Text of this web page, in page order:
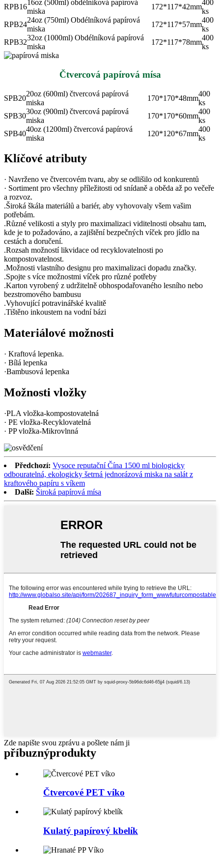
RPB16
16oz (500ml) obdélníková papírová
miska
172*117*42mm
400
ks
RPB24
24oz (750ml) Obdélníková papírová
miska
172*117*57mm
400
ks
RPB32
32oz (1000ml) Obdélníková papírová
miska
172*117*78mm
400
ks
Čtvercová papírová mísa
SPB20
20oz (600ml) čtvercová papírová
miska
170*170*48mm
400
ks
SPB30
30oz (900ml) čtvercová papírová
miska
170*170*60mm
400
ks
SPB40
40oz (1200ml) čtvercová papírová
miska
120*120*67mm
400
ks
Klíčové atributy
· Navrženo ve čtvercovém tvaru, aby se odlišilo od konkurentů
· Sortiment pro všechny příležitosti od snídaně a oběda až po večeře
a rozvoz.
.Široká škála materiálů a bariér, aby vyhovovaly všem vašim
potřebám.
.Různé velikosti a styly pro maximalizaci viditelnosti obsahu tam,
kde je to požadováno, a zajištění bezpečných víček pro jídlo na
cestách a doručení.
.Rozsah možností likvidace od recyklovatelnosti po
kompostovatelnost.
.Možnosti vlastního designu pro maximalizaci dopadu značky.
.Spojte s více možnostmi víček pro různé potřeby
.Karton vyrobený z udržitelně obhospodařovaného lesního nebo
bezstromového bambusu
.Vyhovující potravinářské kvalitě
.Tištěno inkoustem na vodní bázi
Materiálové možnosti
· Kraftová lepenka.
· Bílá lepenka
·Bambusová lepenka
Možnosti vložky
·PLA vložka-kompostovatelná
· PE vložka-Recyklovatelná
· PP vložka-Mikrovlnná
Předchozí: Vysoce reputační Čína 1500 ml biologicky
odbouratelná, ekologicky šetrná jednorázová miska na salát z
kraftového papíru s víkem
Další: Široká papírová mísa
Zde napište svou zprávu a pošlete nám ji
příbuznýprodukty
Čtvercové PET víko
Kulatý papírový kbelík